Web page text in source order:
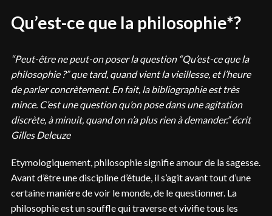
Qu’est-ce que la philosophie*?
“Peut-être ne peut-on poser la question “Qu’est-ce que la
philosophie ?” que tard, quand vient la vieillesse, et l’heure
de parler concrètement. En fait, la bibliographie est très
mince. C’est une question qu’on pose dans une agitation
discrète, à minuit, quand on n’a plus rien à demander.” écrit
Gilles Deleuze
Etymologiquement, philosophie signifie amour de la sagesse.
Avant d’être une discipline d’étude, il s’agit avant tout d’une
certaine manière de voir le monde, de le questionner. La
philosophie est un souffle qui traverse et vivifie tous les